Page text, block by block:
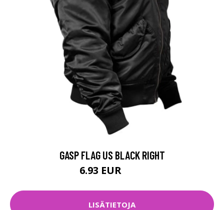
GASP FLAG US BLACK RIGHT
6.93 EUR
LISÄTIETOJA